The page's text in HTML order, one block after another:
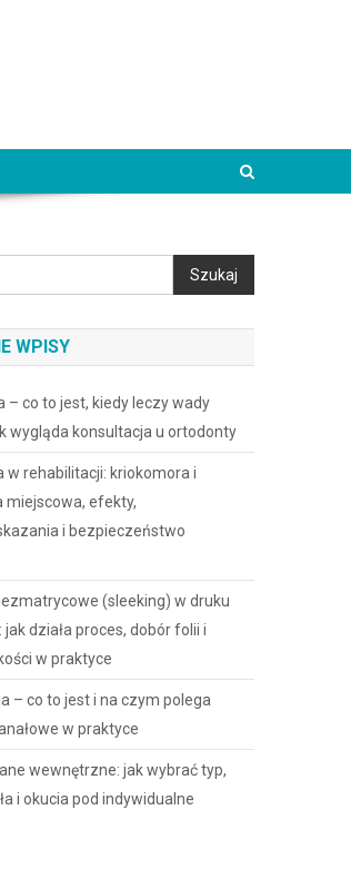
Szukaj
WPISY
– co to jest, kiedy leczy wady
wygląda konsultacja u ortodonty
w rehabilitacji: kriokomora i
miejscowa, efekty,
i bezpieczeństwo
(sleeking) w druku
działa proces, dobór folii i
w praktyce
– co to jest i na czym polega
w praktyce
wewnętrzne: jak wybrać typ,
i okucia pod indywidualne